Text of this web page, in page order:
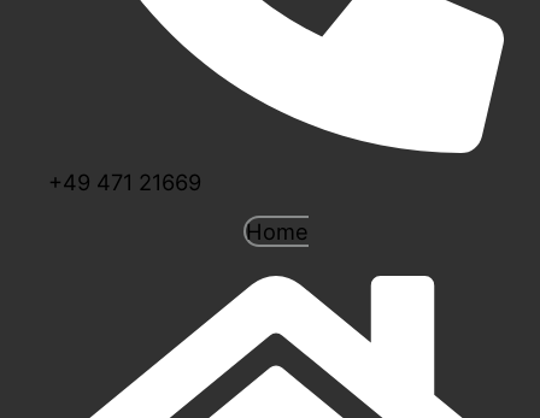
+49 471 21669
Home